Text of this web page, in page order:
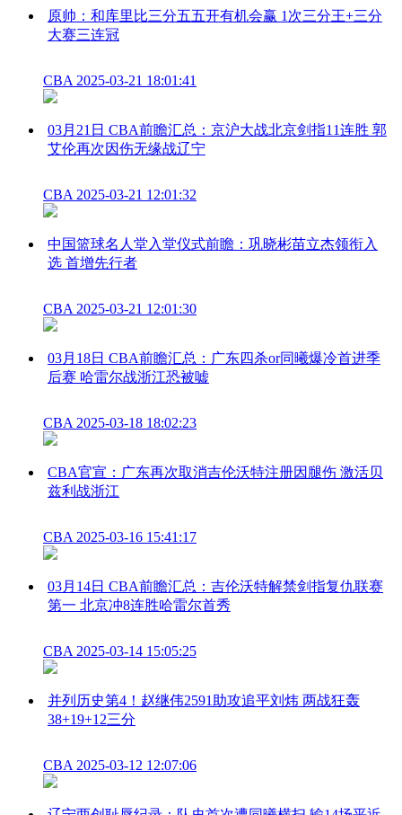
原帅：和库里比三分五五开有机会赢 1次三分王+三分
大赛三连冠
CBA 2025-03-21 18:01:41
03月21日 CBA前瞻汇总：京沪大战北京剑指11连胜 郭
艾伦再次因伤无缘战辽宁
CBA 2025-03-21 12:01:32
中国篮球名人堂入堂仪式前瞻：巩晓彬苗立杰领衔入
选 首增先行者
CBA 2025-03-21 12:01:30
03月18日 CBA前瞻汇总：广东四杀or同曦爆冷首进季
后赛 哈雷尔战浙江恐被嘘
CBA 2025-03-18 18:02:23
CBA官宣：广东再次取消吉伦沃特注册因腿伤 激活贝
兹利战浙江
CBA 2025-03-16 15:41:17
03月14日 CBA前瞻汇总：吉伦沃特解禁剑指复仇联赛
第一 北京冲8连胜哈雷尔首秀
CBA 2025-03-14 15:05:25
并列历史第4！赵继伟2591助攻追平刘炜 两战狂轰
38+19+12三分
CBA 2025-03-12 12:07:06